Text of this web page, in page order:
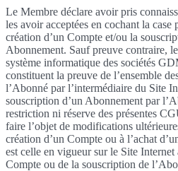
Le Membre déclare avoir pris
les avoir acceptées en cochant la case
création d’un Compte et/ou la
Abonnement. Sauf preuve contraire,
système informatique des sociétés
constituent la preuve de l’ensemble
l’Abonné par l’intermédiaire du Site
souscription d’un Abonnement par
restriction ni réserve des présentes
faire l’objet de modifications
création d’un Compte ou à l’achat
est celle en vigueur sur le Site Internet
Compte ou de la souscription de